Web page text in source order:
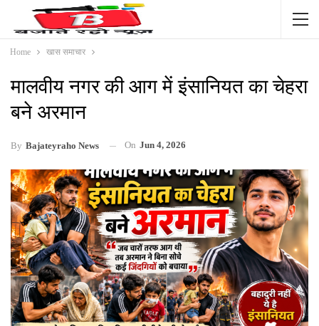
Home खास समाचार
मालवीय नगर की आग में इंसानियत का चेहरा
बने अरमान
By Bajateyraho News On Jun 4, 2026